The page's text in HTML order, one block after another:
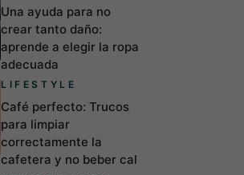
Una ayuda para no
crear tanto daño:
aprende a elegir la ropa
adecuada
LIFESTYLE
Café perfecto: Trucos
para limpiar
correctamente la
cafetera y no beber cal